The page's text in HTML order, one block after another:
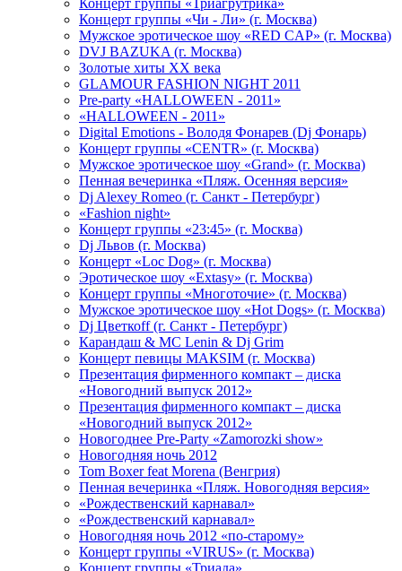
Концерт группы «Триагрутрика»
Концерт группы «Чи - Ли» (г. Москва)
Мужское эротическое шоу «RED CAP» (г. Москва)
DVJ BAZUKA (г. Москва)
Золотые хиты XX века
GLAMOUR FASHION NIGHT 2011
Pre-party «HALLOWEEN - 2011»
«HALLOWEEN - 2011»
Digital Emotions - Володя Фонарев (Dj Фонарь)
Концерт группы «CENTR» (г. Москва)
Мужское эротическое шоу «Grand» (г. Москва)
Пенная вечеринка «Пляж. Осенняя версия»
Dj Alexey Romeo (г. Санкт - Петербург)
«Fashion night»
Концерт группы «23:45» (г. Москва)
Dj Львов (г. Москва)
Концерт «Loc Dog» (г. Москва)
Эротическое шоу «Extasy» (г. Москва)
Концерт группы «Многоточие» (г. Москва)
Мужское эротическое шоу «Hot Dogs» (г. Москва)
Dj Цветкоff (г. Санкт - Петербург)
Карандаш & МС Lenin & Dj Grim
Концерт певицы МАКSIМ (г. Москва)
Презентация фирменного компакт – диска
«Новогодний выпуск 2012»
Презентация фирменного компакт – диска
«Новогодний выпуск 2012»
Новогоднее Pre-Party «Zamorozki show»
Новогодняя ночь 2012
Tom Boxer feat Morena (Венгрия)
Пенная вечеринка «Пляж. Новогодняя версия»
«Рождественский карнавал»
«Рождественский карнавал»
Новогодняя ночь 2012 «по-старому»
Концерт группы «VIRUS» (г. Москва)
Концерт группы «Триада»